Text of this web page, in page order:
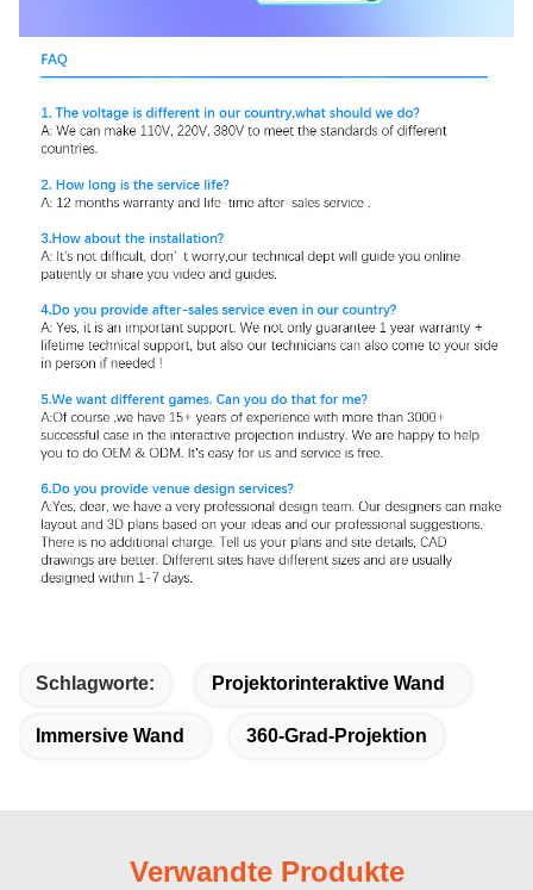
Schlagworte: Projektorinteraktive Wand
Immersive Wand 360-Grad-Projektion
Verwandte Produkte